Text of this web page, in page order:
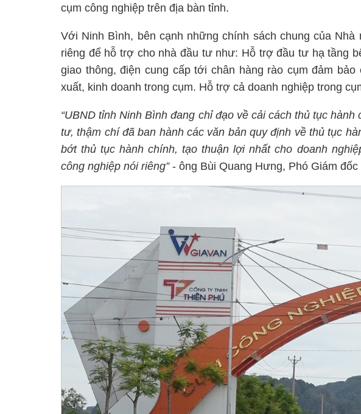
cụm công nghiệp trên địa bàn tỉnh.
Với Ninh Bình, bên cạnh những chính sách chung của
riêng để hỗ trợ cho nhà đầu tư như: Hỗ trợ đầu tư hạ tầng
giao thông, điện cung cấp tới chân hàng rào cụm đảm
xuất, kinh doanh trong cụm. Hỗ trợ cả doanh nghiệp trong
“UBND tỉnh Ninh Bình đang chỉ đạo về cải cách thủ tục
tư, thậm chí đã ban hành các văn bản quy định về thủ tục
bớt thủ tục hành chính, tạo thuận lợi nhất cho doanh
công nghiệp nói riêng”- ông Bùi Quang Hưng, Phó Giám